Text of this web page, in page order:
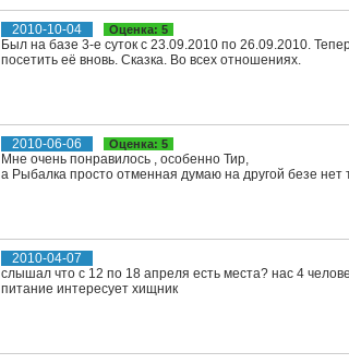
2010-10-04 Оценка: 5
Был на базе 3-е суток с 23.09.2010 по 26.09.2010.
посетить её вновь. Сказка. Во всех отношениях.
2010-06-06 Оценка: 5
Мне очень понравилось , особенно Тир,
а Рыбалка просто отменная думаю на другой безе нет
2010-04-07
слышал что с 12 по 18 апреля есть места? нас 4
питание интересует хищник